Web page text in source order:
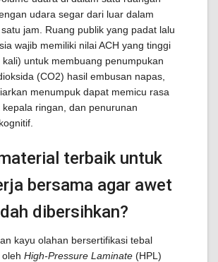
udara segar dari luar dalam
jam. Ruang publik yang padat lalu
wajib memiliki nilai ACH yang tinggi
untuk membuang penumpukan
(CO2) hasil embusan napas,
menumpuk dapat memicu rasa
kepala ringan, dan penurunan
terbaik untuk
bersama agar awet
dibersihkan?
kayu olahan bersertifikasi tebal
High-Pressure Laminate (HPL)